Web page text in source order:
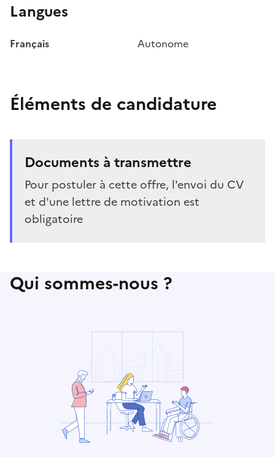
Langues
Français Autonome
Éléments de candidature
Documents à transmettre
Pour postuler à cette offre, l'envoi du CV
et d'une lettre de motivation est
obligatoire
Qui sommes-nous ?